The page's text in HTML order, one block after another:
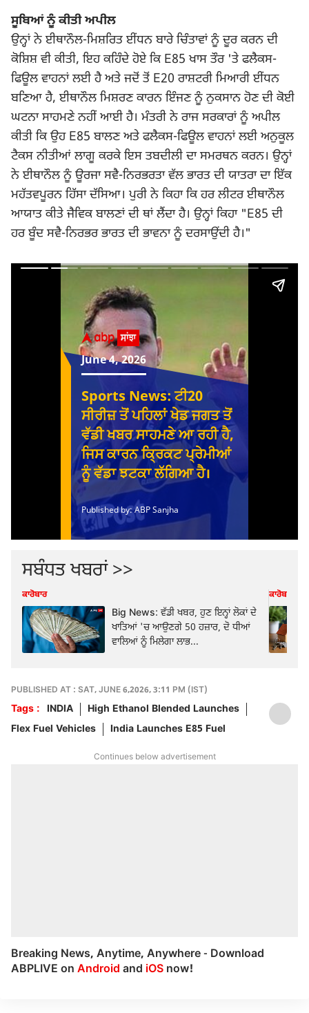
ਸੂਬਿਆਂ ਨੂੰ ਕੀਤੀ ਅਪੀਲ
ਉਨ੍ਹਾਂ ਨੇ ਈਥਾਨੌਲ-ਮਿਸ਼ਰਿਤ ਈਂਧਨ ਬਾਰੇ ਚਿੰਤਾਵਾਂ ਨੂੰ ਦੂਰ ਕਰਨ ਦੀ
ਕੋਸ਼ਿਸ਼ ਵੀ ਕੀਤੀ, ਇਹ ਕਹਿੰਦੇ ਹੋਏ ਕਿ E85 ਖਾਸ ਤੌਰ 'ਤੇ ਫਲੈਕਸ-
ਫਿਊਲ ਵਾਹਨਾਂ ਲਈ ਹੈ ਅਤੇ ਜਦੋਂ ਤੋਂ E20 ਰਾਸ਼ਟਰੀ ਮਿਆਰੀ ਈਂਧਨ
ਬਣਿਆ ਹੈ, ਈਥਾਨੌਲ ਮਿਸ਼ਰਣ ਕਾਰਨ ਇੰਜਣ ਨੂੰ ਨੁਕਸਾਨ ਹੋਣ ਦੀ ਕੋਈ
ਘਟਨਾ ਸਾਹਮਣੇ ਨਹੀਂ ਆਈ ਹੈ। ਮੰਤਰੀ ਨੇ ਰਾਜ ਸਰਕਾਰਾਂ ਨੂੰ ਅਪੀਲ
ਕੀਤੀ ਕਿ ਉਹ E85 ਬਾਲਣ ਅਤੇ ਫਲੈਕਸ-ਫਿਊਲ ਵਾਹਨਾਂ ਲਈ ਅਨੁਕੂਲ
ਟੈਕਸ ਨੀਤੀਆਂ ਲਾਗੂ ਕਰਕੇ ਇਸ ਤਬਦੀਲੀ ਦਾ ਸਮਰਥਨ ਕਰਨ। ਉਨ੍ਹਾਂ
ਨੇ ਈਥਾਨੌਲ ਨੂੰ ਊਰਜਾ ਸਵੈ-ਨਿਰਭਰਤਾ ਵੱਲ ਭਾਰਤ ਦੀ ਯਾਤਰਾ ਦਾ ਇੱਕ
ਮਹੱਤਵਪੂਰਨ ਹਿੱਸਾ ਦੱਸਿਆ। ਪੁਰੀ ਨੇ ਕਿਹਾ ਕਿ ਹਰ ਲੀਟਰ ਈਥਾਨੌਲ
ਆਯਾਤ ਕੀਤੇ ਜੈਵਿਕ ਬਾਲਣਾਂ ਦੀ ਥਾਂ ਲੈਂਦਾ ਹੈ। ਉਨ੍ਹਾਂ ਕਿਹਾ "E85 ਦੀ
ਹਰ ਬੂੰਦ ਸਵੈ-ਨਿਰਭਰ ਭਾਰਤ ਦੀ ਭਾਵਨਾ ਨੂੰ ਦਰਸਾਉਂਦੀ ਹੈ।"
ਸਬੰਧਤ ਖਬਰਾਂ >>
ਕਾਰੋਬਾਰ
Big News: ਵੱਡੀ ਖਬਰ, ਹੁਣ ਇਨ੍ਹਾਂ ਲੋਕਾਂ ਦੇ
ਖਾਤਿਆਂ 'ਚ ਆਉਣਗੇ 50 ਹਜ਼ਾਰ, ਦੋ ਧੀਆਂ
ਵਾਲਿਆਂ ਨੂੰ ਮਿਲੇਗਾ ਲਾਭ...
ਕਾਰੋਬਾਰ
PUBLISHED AT : SAT, JUNE 6,2026, 3:11 PM (IST)
Tags : INDIA
High Ethanol Blended Launches
Flex Fuel Vehicles
India Launches E85 Fuel
Continues below advertisement
Breaking News, Anytime, Anywhere - Download
ABPLIVE on Android and iOS now!